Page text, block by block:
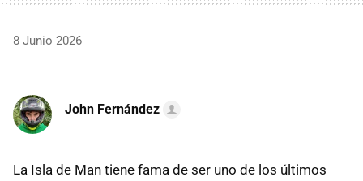
8 Junio 2026
John Fernández
La Isla de Man tiene fama de ser uno de los últimos